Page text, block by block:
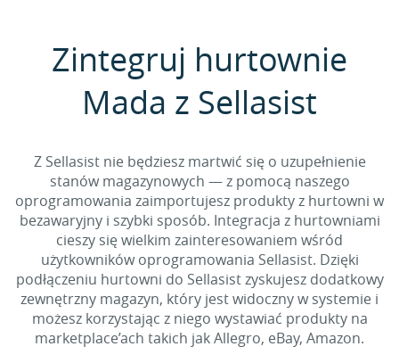
Zintegruj hurtownie
Mada z Sellasist
Z Sellasist nie będziesz martwić się o uzupełnienie
stanów magazynowych — z pomocą naszego
oprogramowania zaimportujesz produkty z hurtowni w
bezawaryjny i szybki sposób. Integracja z hurtowniami
cieszy się wielkim zainteresowaniem wśród
użytkowników oprogramowania Sellasist. Dzięki
podłączeniu hurtowni do Sellasist zyskujesz dodatkowy
zewnętrzny magazyn, który jest widoczny w systemie i
możesz korzystając z niego wystawiać produkty na
marketplace’ach takich jak Allegro, eBay, Amazon.